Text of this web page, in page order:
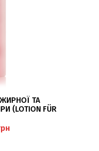
ТА
(LOTION FÜR